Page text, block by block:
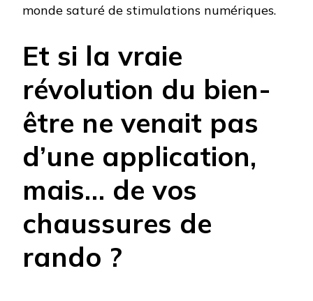
monde saturé de stimulations numériques.
Et si la vraie
révolution du bien-
être ne venait pas
d’une application,
mais… de vos
chaussures de
rando ?